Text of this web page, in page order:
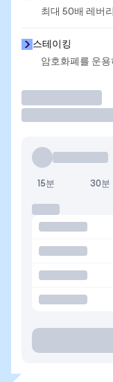
최대 50배 레버
스테이킹
암호화폐를 운
15분 30분